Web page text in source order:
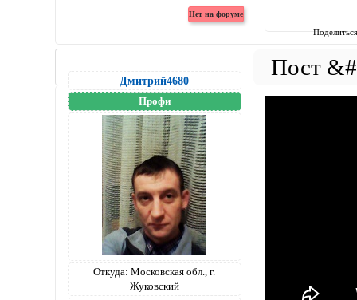
Дмитрий4680
Профи
Откуда: Московская обл., г.
Жуковский